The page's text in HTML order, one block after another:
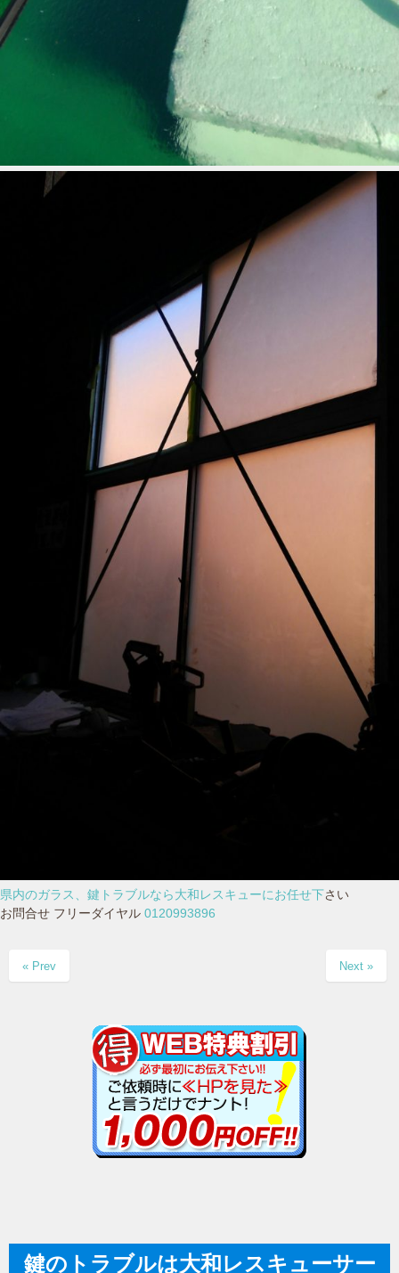
県内のガラス、鍵トラブルなら大和レスキューにお任せ下さい
お問合せ フリーダイヤル 0120993896
« Prev Next »
鍵のトラブルは大和レスキューサー